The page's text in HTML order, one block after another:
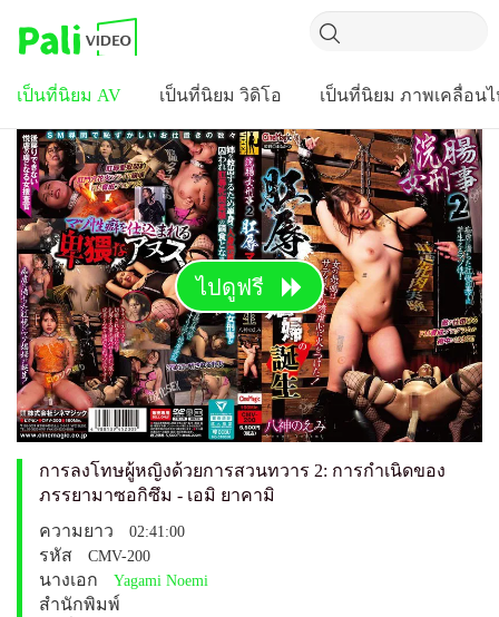
เป็นที่นิยม AV เป็นที่นิยม วิดิโอ เป็นที่นิยม ภาพเคลื่อน
ไปดูฟรี
การลงโทษผู้หญิงด้วยการสวนทวาร 2: การกำเนิดของ
ภรรยามาซอกิซึม - เอมิ ยาคามิ
ความยาว
02:41:00
รหัส CMV-200
นางเอก Yagami Noemi
สำนักพิมพ์